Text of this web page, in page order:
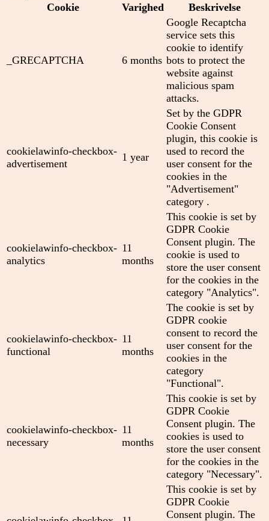
Cookie
Varighed Beskrivelse
_GRECAPTCHA 6 months
Google Recaptcha
service sets this
cookie to identify
bots to protect the
website against
malicious spam
attacks.
cookielawinfo-checkbox-
advertisement
1 year
Set by the GDPR
Cookie Consent
plugin, this cookie is
used to record the
user consent for the
cookies in the
"Advertisement"
category .
cookielawinfo-checkbox-
analytics
11
months
This cookie is set by
GDPR Cookie
Consent plugin. The
cookie is used to
store the user consent
for the cookies in the
category "Analytics".
cookielawinfo-checkbox-
functional
11
months
The cookie is set by
GDPR cookie
consent to record the
user consent for the
cookies in the
category
"Functional".
cookielawinfo-checkbox-
necessary
11
months
This cookie is set by
GDPR Cookie
Consent plugin. The
cookies is used to
store the user consent
for the cookies in the
category "Necessary".
This cookie is set by
GDPR Cookie
Consent plugin. The